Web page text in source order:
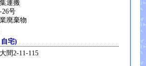
運搬
26号
廃棄物
宅)
間2-11-115